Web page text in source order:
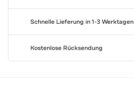
Schnelle Lieferung in 1-3 Werktagen
Kostenlose Rücksendung